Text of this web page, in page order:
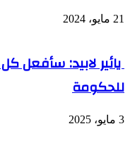
21 مايو، 2024
يائير لابيد: سأفعل
للحكومة
3 مايو، 2025